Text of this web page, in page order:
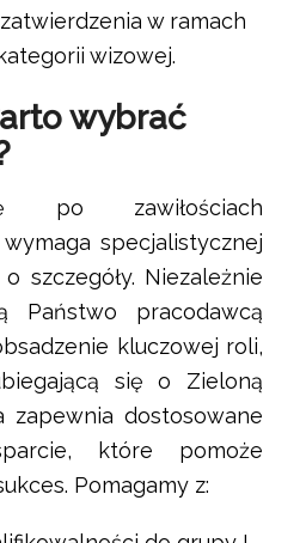
w ramach
wizowej.
wybrać
po zawiłościach
specjalistycznej
szczegóły. Niezależnie
pracodawcą
kluczowej roli,
się o Zieloną
zapewnia dostosowane
które pomoże
Pomagamy z: